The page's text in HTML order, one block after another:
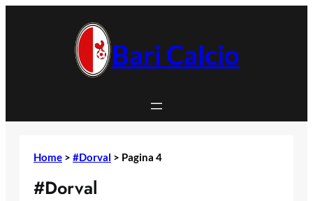
Bari Calcio
Home > #Dorval > Pagina 4
#Dorval